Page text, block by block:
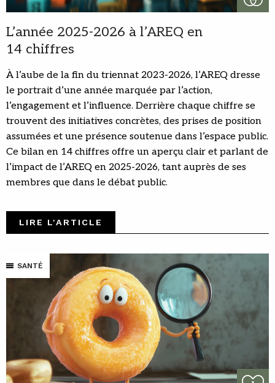
L’année 2025-2026 à l’AREQ en
14 chiffres
À l’aube de la fin du triennat 2023-2026, l’AREQ dresse
le portrait d’une année marquée par l’action,
l’engagement et l’influence. Derrière chaque chiffre se
trouvent des initiatives concrètes, des prises de position
assumées et une présence soutenue dans l’espace public.
Ce bilan en 14 chiffres offre un aperçu clair et parlant de
l’impact de l’AREQ en 2025-2026, tant auprès de ses
membres que dans le débat public.
LIRE L'ARTICLE
SANTÉ